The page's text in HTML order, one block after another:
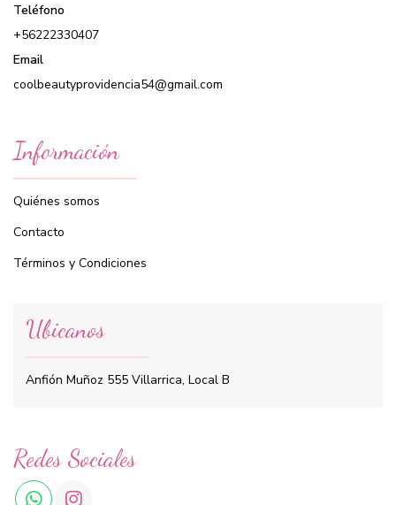
Teléfono
+56222330407
Email
coolbeautyprovidencia54@gmail.com
Información
Quiénes somos
Contacto
Términos y Condiciones
Ubicanos
Anfión Muñoz 555 Villarrica, Local B
Redes Sociales